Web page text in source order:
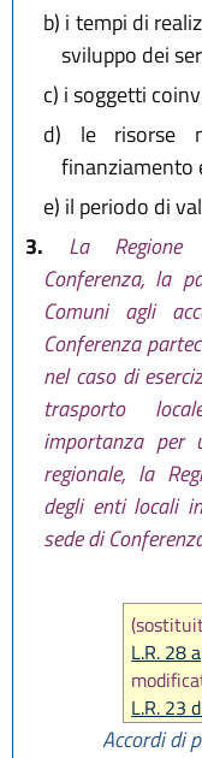
b) i tempi di
sviluppo dei
c) i soggetti
d) le risorse
finanziamento
e) il periodo di
3.
La Regione
Conferenza, la
Comuni agli
Conferenza
nel caso di
trasporto
importanza per
regionale, la
degli enti locali
sede di
L.R. 28
L.R. 23
Accordi di